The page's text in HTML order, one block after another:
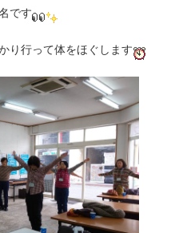
です
り行って体をほぐします